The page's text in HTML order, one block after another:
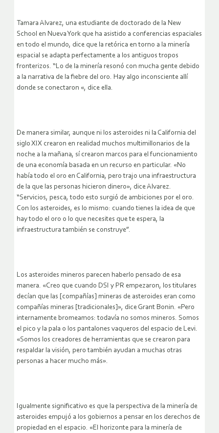
Tamara Alvarez, una estudiante de doctorado de la New
School en Nueva York que ha asistido a conferencias espaciales
en todo el mundo, dice que la retórica en torno a la minería
espacial se adapta perfectamente a los antiguos tropos
fronterizos. “Lo de la minería resonó con mucha gente debido
a la narrativa de la fiebre del oro. Hay algo inconsciente allí
donde se conectaron «, dice ella.
De manera similar, aunque ni los asteroides ni la California del
siglo XIX crearon en realidad muchos multimillonarios de la
noche a la mañana, sí crearon marcos para el funcionamiento
de una economía basada en un recurso en particular. «No
había todo el oro en California, pero trajo una infraestructura
de la que las personas hicieron dinero», dice Alvarez.
“Servicios, pesca, todo esto surgió de ambiciones por el oro.
Con los asteroides, es lo mismo: cuando tienes la idea de que
hay todo el oro o lo que necesites que te espera, la
infraestructura también se construye”.
Los asteroides mineros parecen haberlo pensado de esa
manera. «Creo que cuando DSI y PR empezaron, los titulares
decían que las [compañías] mineras de asteroides eran como
compañías mineras [tradicionales]», dice Grant Bonin. «Pero
internamente bromeamos: todavía no somos mineros. Somos
el pico y la pala o los pantalones vaqueros del espacio de Levi.
«Somos los creadores de herramientas que se crearon para
respaldar la visión, pero también ayudan a muchas otras
personas a hacer mucho más».
Igualmente significativo es que la perspectiva de la minería de
asteroides empujó a los gobiernos a pensar en los derechos de
propiedad en el espacio. «El horizonte para la minería de